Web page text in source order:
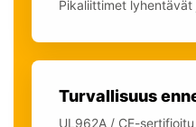
Pikaliittimet lyhentävät
Turvallisuus
UL962A / CE-